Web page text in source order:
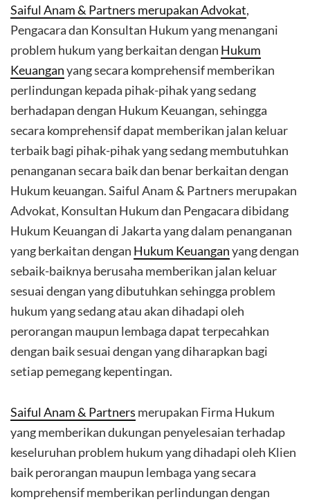
Saiful Anam & Partners merupakan Advokat,
Pengacara dan Konsultan Hukum yang menangani
problem hukum yang berkaitan dengan Hukum
Keuanganyang secara komprehensif memberikan
perlindungan kepada pihak-pihak yang sedang
berhadapan dengan Hukum Keuangan, sehingga
secara komprehensif dapat memberikan jalan keluar
terbaik bagi pihak-pihak yang sedang membutuhkan
penanganan secara baik dan benar berkaitan dengan
Hukum keuangan. Saiful Anam & Partners merupakan
Advokat, Konsultan Hukum dan Pengacara dibidang
Hukum Keuangan di Jakarta yang dalam penanganan
yang berkaitan dengan Hukum Keuanganyang dengan
sebaik-baiknya berusaha memberikan jalan keluar
sesuai dengan yang dibutuhkan sehingga problem
hukum yang sedang atau akan dihadapi oleh
perorangan maupun lembaga dapat terpecahkan
dengan baik sesuai dengan yang diharapkan bagi
setiap pemegang kepentingan.
Saiful Anam & Partners merupakan Firma Hukum
yang memberikan dukungan penyelesaian terhadap
keseluruhan problem hukum yang dihadapi oleh Klien
baik perorangan maupun lembaga yang secara
komprehensif memberikan perlindungan dengan